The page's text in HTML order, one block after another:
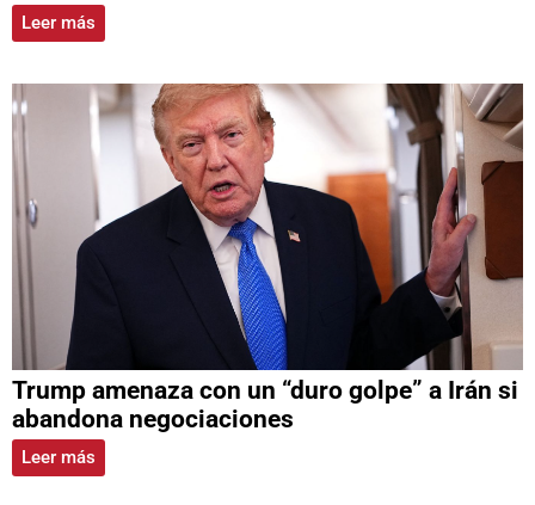
Leer más
Trump amenaza con un “duro golpe” a Irán si
abandona negociaciones
Leer más